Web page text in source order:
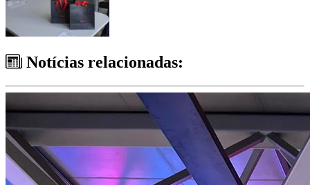
Notícias relacionadas: